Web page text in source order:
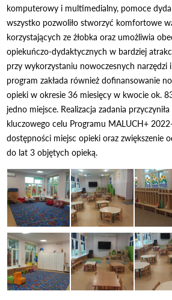
komputerowy i multimedialny, pomoce
wszystko pozwoliło stworzyć komfortowe
korzystających ze żłobka oraz umożliwia
opiekuńczo-dydaktycznych w bardziej
przy wykorzystaniu nowoczesnych narzędzi
program zakłada również dofinansowanie
opieki w okresie 36 miesięcy w kwocie ok.
jedno miejsce. Realizacja zadania
kluczowego celu Programu MALUCH+
dostępności miejsc opieki oraz zwiększenie
do lat 3 objętych opieką.